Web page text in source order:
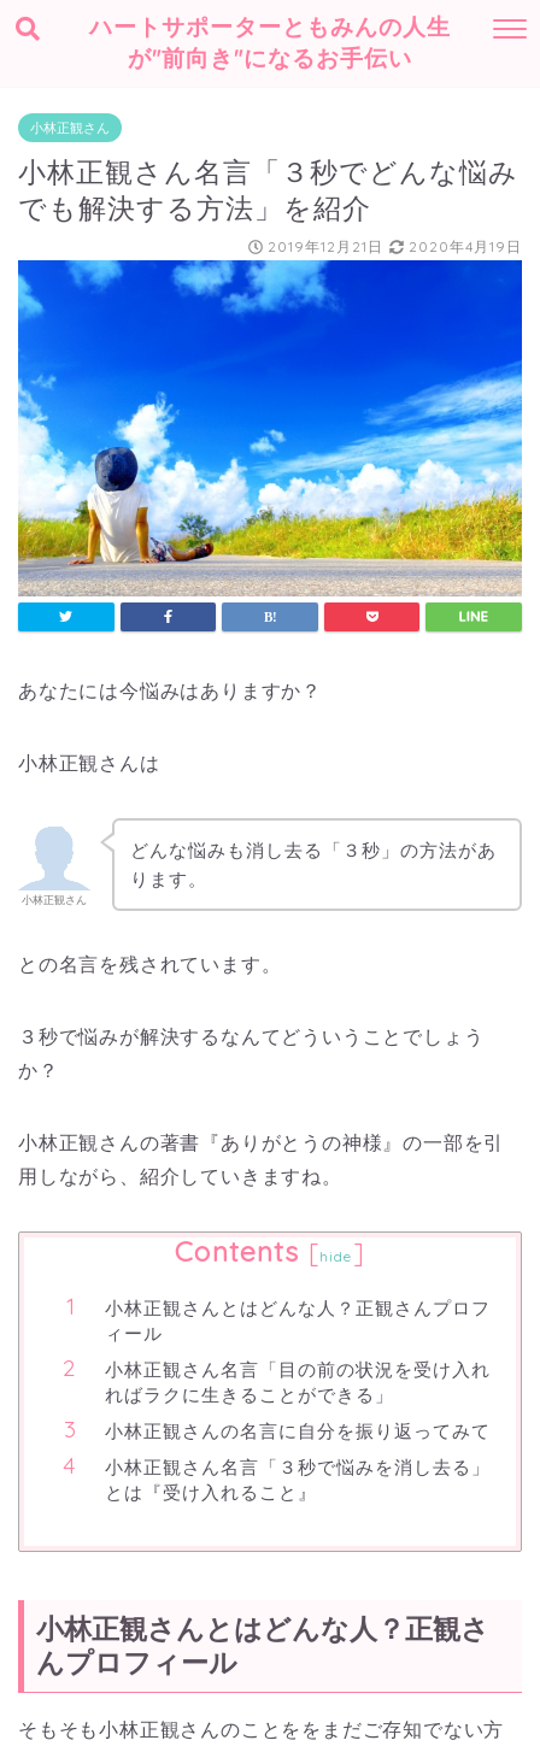
ハートサポーターともみんの人生
が"前向き"になるお手伝い
小林正観さん
小林正観さん名言「３秒でどんな悩み
でも解決する方法」を紹介
2019年12月21日 2020年4月19日
あなたには今悩みはありますか？
小林正観さんは
小林正観さん
どんな悩みも消し去る「３秒」の方法があ
ります。
との名言を残されています。
３秒で悩みが解決するなんてどういうことでしょう
か？
小林正観さんの著書『ありがとうの神様』の一部を引
用しながら、紹介していきますね。
Contents [hide ]
小林正観さんとはどんな人？正観さんプロフ
ィール
小林正観さん名言「目の前の状況を受け入れ
ればラクに生きることができる」
小林正観さんの名言に自分を振り返ってみて
小林正観さん名言「３秒で悩みを消し去る」
とは『受け入れること』
小林正観さんとはどんな人？正観さ
んプロフィール
そもそも小林正観さんのことををまだご存知でない方